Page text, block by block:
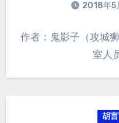
2018年5
作者：鬼影子（攻城
室人
胡